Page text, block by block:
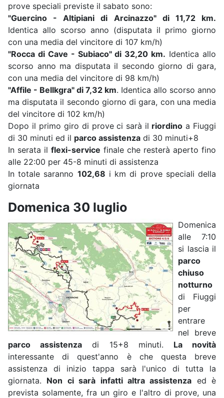
prove speciali previste il sabato sono:
"Guercino - Altipiani di Arcinazzo" di 11,72 km.
Identica allo scorso anno (disputata il primo giorno
con una media del vincitore di 107 km/h)
"Rocca di Cave - Subiaco" di 32,20 km. Identica allo
scorso anno ma disputata il secondo giorno di gara,
con una media del vincitore di 98 km/h)
"Affile - Bellkgra" di 7,32 km. Identica allo scorso anno
ma disputata il secondo giorno di gara, con una media
del vincitore di 102 km/h)
Dopo il primo giro di prove ci sarà il riordino a Fiuggi
di 30 minuti ed il parco assistenza di 30 minuti+8
In serata il flexi-service finale che resterà aperto fino
alle 22:00 per 45-8 minuti di assistenza
In totale saranno 102,68 i km di prove speciali della
giornata
Domenica 30 luglio
Domenica
alle 7:10
si lascia il
parco
chiuso
notturno
di Fiuggi
per
entrare
nel breve
parco assistenza di 15+8 minuti. La novità
interessante di quest'anno è che questa breve
assistenza di inizio tappa sarà l'unico di tutta la
giornata. Non ci sarà infatti altra assistenza ed è
prevista solamente, fra un giro e l'altro di prove, una